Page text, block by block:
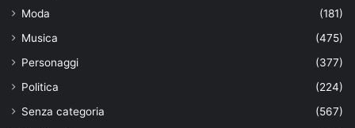
Moda
(181)
Musica
(475)
Personaggi
(377)
Politica
(224)
Senza categoria
(567)